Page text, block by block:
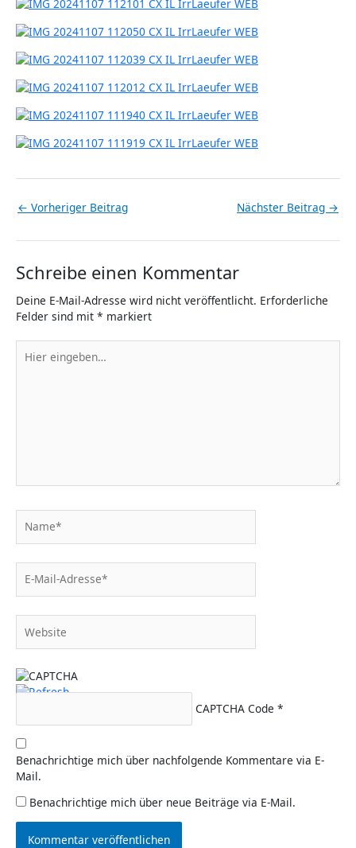
← Vorheriger Beitrag Nächster Beitrag →
Schreibe einen Kommentar
Deine E-Mail-Adresse wird nicht veröffentlicht. Erforderliche
Felder sind mit * markiert
eingeben…
Mail-
Adresse*
CAPTCHA Code *
Benachrichtige mich über nachfolgende Kommentare via E-
Mail.
Benachrichtige mich über neue Beiträge via E-Mail.